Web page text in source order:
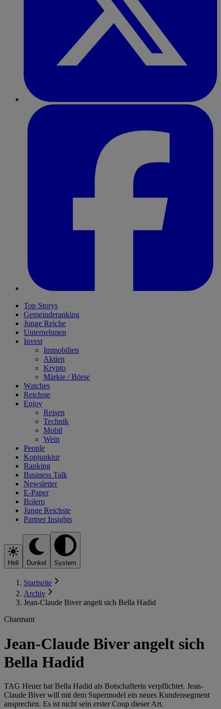
Top Storys
Gemeinderanking
Junge Reiche
Unternehmen
Invest
Immobilien
Aktien
Krypto
Märkte / Börse
Watches
Reichste
Enjoy
Reisen
Technik
Mobil
Wein
People
Konjunktur
Ranking
Business Talk
Newsletter
E-Paper
Bolero
Junge Reichste
Partner Insights
Hell Dunkel System
Startseite
Archiv
Jean-Claude Biver angelt sich Bella Hadid
Charmant
Jean-Claude Biver angelt sich
Bella Hadid
TAG Heuer hat Bella Hadid als Botschafterin verpflichtet. Jean-
Claude Biver will mit dem Supermodel ein neues Kundensegment
ansprechen. Es ist nicht sein erster Coup dieser Art.